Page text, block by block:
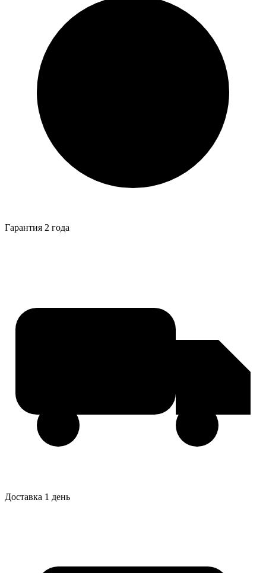
Гарантия 2 года
Доставка 1 день